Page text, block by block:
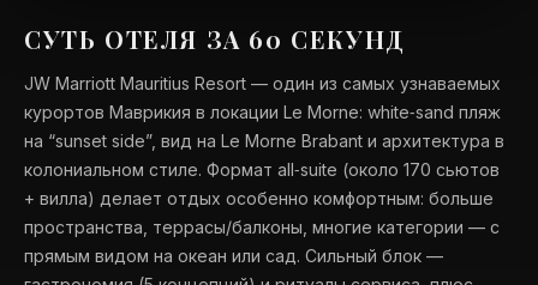
СУТЬ ОТЕЛЯ ЗА 60 СЕКУНД
JW Marriott Mauritius Resort — один из самых узнаваемых
курортов Маврикия в локации Le Morne: white‑sand пляж
на “sunset side”, вид на Le Morne Brabant и архитектура в
колониальном стиле. Формат all‑suite (около 170 сьютов
+ вилла) делает отдых особенно комфортным: больше
пространства, террасы/балконы, многие категории — с
прямым видом на океан или сад. Сильный блок —